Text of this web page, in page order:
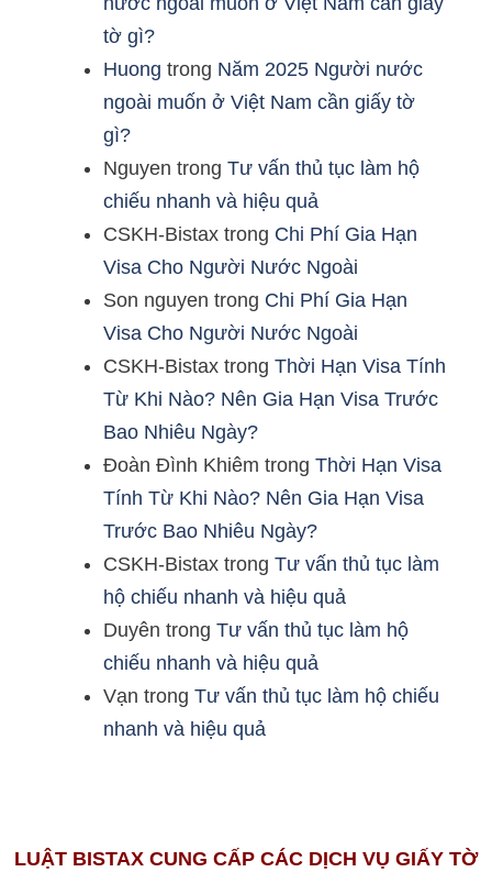
tờ gì?
Huong trong Năm 2025 Người nước
ngoài muốn ở Việt Nam cần giấy tờ
gì?
Nguyen trong Tư vấn thủ tục làm hộ
chiếu nhanh và hiệu quả
CSKH-Bistax trong Chi Phí Gia Hạn
Visa Cho Người Nước Ngoài
Son nguyen trong Chi Phí Gia Hạn
Visa Cho Người Nước Ngoài
CSKH-Bistax trong Thời Hạn Visa Tính
Từ Khi Nào? Nên Gia Hạn Visa Trước
Bao Nhiêu Ngày?
Đoàn Đình Khiêm trong Thời Hạn Visa
Tính Từ Khi Nào? Nên Gia Hạn Visa
Trước Bao Nhiêu Ngày?
CSKH-Bistax trong Tư vấn thủ tục làm
hộ chiếu nhanh và hiệu quả
Duyên trong Tư vấn thủ tục làm hộ
chiếu nhanh và hiệu quả
Vạn trong Tư vấn thủ tục làm hộ chiếu
nhanh và hiệu quả
LUẬT BISTAX CUNG CẤP CÁC DỊCH VỤ GIẤY TỜ